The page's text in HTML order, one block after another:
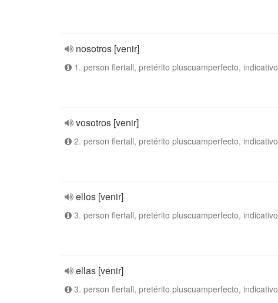
nosotros [venir]
1. person flertall, pretérito pluscuamperfecto, indicativo
vosotros [venir]
2. person flertall, pretérito pluscuamperfecto, indicativo
ellos [venir]
3. person flertall, pretérito pluscuamperfecto, indicativo
ellas [venir]
3. person flertall, pretérito pluscuamperfecto, indicativo